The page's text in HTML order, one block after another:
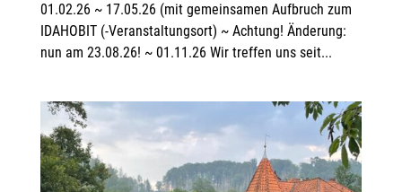
01.02.26 ~ 17.05.26 (mit gemeinsamen Aufbruch zum
IDAHOBIT (-Veranstaltungsort) ~ Achtung! Änderung:
nun am 23.08.26! ~ 01.11.26 Wir treffen uns seit...